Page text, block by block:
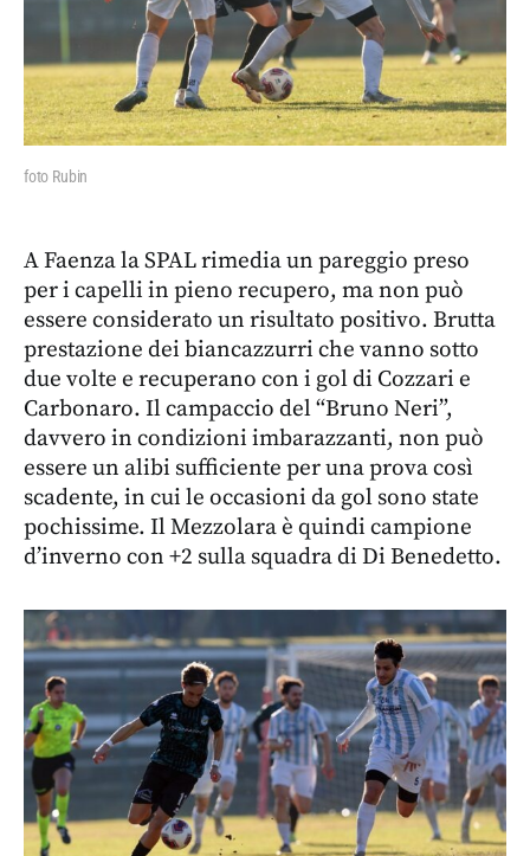
foto Rubin
A Faenza la SPAL rimedia un pareggio preso
per i capelli in pieno recupero, ma non può
essere considerato un risultato positivo. Brutta
prestazione dei biancazzurri che vanno sotto
due volte e recuperano con i gol di Cozzari e
Carbonaro. Il campaccio del “Bruno Neri”,
davvero in condizioni imbarazzanti, non può
essere un alibi sufficiente per una prova così
scadente, in cui le occasioni da gol sono state
pochissime. Il Mezzolara è quindi campione
d’inverno con +2 sulla squadra di Di Benedetto.